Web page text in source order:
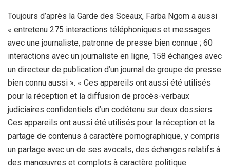
Toujours d’après la Garde des Sceaux, Farba Ngom a aussi
« entretenu 275 interactions téléphoniques et messages
avec une journaliste, patronne de presse bien connue ; 60
interactions avec un journaliste en ligne, 158 échanges avec
un directeur de publication d’un journal de groupe de presse
bien connu aussi ». « Ces appareils ont aussi été utilisés
pour la réception et la diffusion de procès-verbaux
judiciaires confidentiels d’un codétenu sur deux dossiers.
Ces appareils ont aussi été utilisés pour la réception et la
partage de contenus à caractère pornographique, y compris
un partage avec un de ses avocats, des échanges relatifs à
des manœuvres et complots à caractère politique